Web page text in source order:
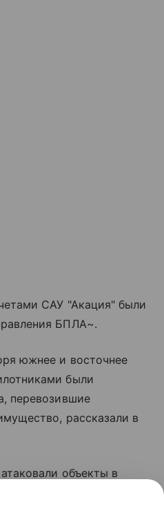
САУ "Акация" были
БПЛА~.
южнее и восточнее
были
перевозившие
рассказали в
объекты в